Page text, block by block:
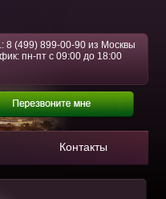
8 (499) 899-00-90 из Москвы
пн-пт с 09:00 до 18:00
Контакты